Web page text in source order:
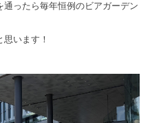
ったら毎年恒例のビアガーデン
います！